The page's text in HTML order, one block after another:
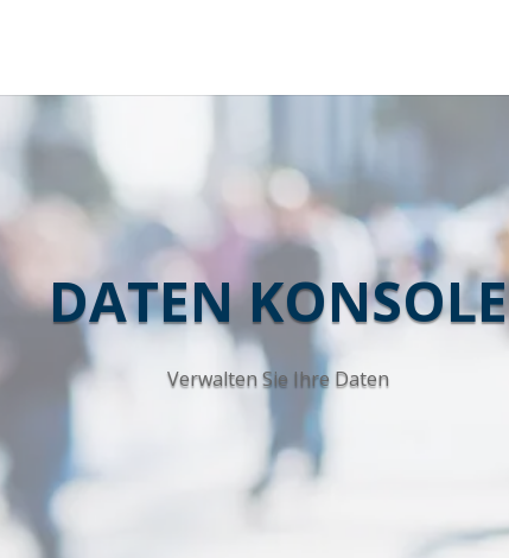
DATEN KONSOLE
Verwalten Sie Ihre Daten